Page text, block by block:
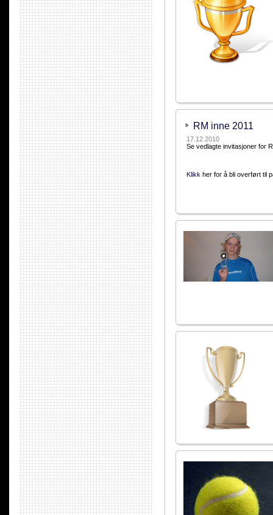
RM inne 2011
17.12.2010
Se vedlagte invitasjoner for
Klikk her for å bli overført til